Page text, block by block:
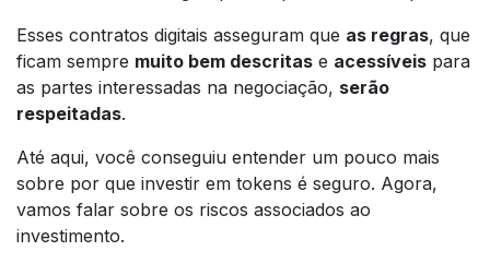
Esses contratos digitais asseguram que as regras, que
ficam sempre muito bem descritas e acessíveis para
as partes interessadas na negociação, serão
respeitadas.
Até aqui, você conseguiu entender um pouco mais
sobre por que investir em tokens é seguro. Agora,
vamos falar sobre os riscos associados ao
investimento.